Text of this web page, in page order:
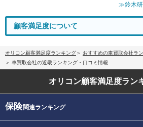
≫鈴木研
顧客満足度について
オリコン顧客満足度ランキング おすすめの車買取会社ラ
車買取会社の近畿ランキング・口コミ情報
オリコン顧客満足度ラン
保険関連ランキング